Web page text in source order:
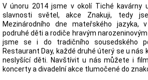
V únoru 2014 jsme v okolí Tiché kavárny
slavnosti světel, akce Znakuji, tedy
Mezinárodního dne mateřského jazyka,
podruhé děti a rodiče hravým narozeninovým
jsme se i do tradičního sousedského
Restaurant Day, každé druhé úterý se u nás
neslyšící děti. Navštívit u nás můžete i
koncerty a divadelní akce tlumočené do